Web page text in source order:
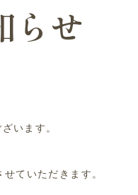
らせ
います。
ていただきます。